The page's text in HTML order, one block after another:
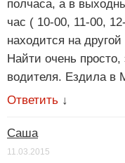
полчаса, а в
час ( 10-00, 11-00,
находится на другой
Найти очень
водителя. Ездила в
Ответить ↓
Саша
11.03.2015